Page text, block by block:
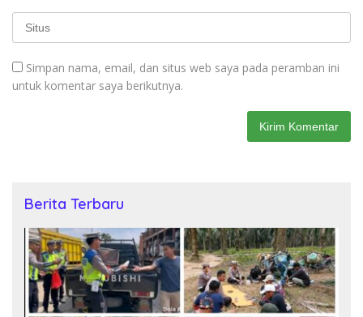
Simpan nama, email, dan situs web saya pada peramban ini
untuk komentar saya berikutnya.
Berita Terbaru